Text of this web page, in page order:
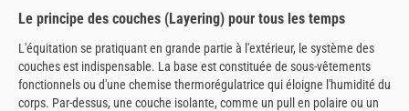
Le principe des couches (Layering) pour tous les temps
L'équitation se pratiquant en grande partie à l'extérieur, le système des
couches est indispensable. La base est constituée de sous-vêtements
fonctionnels ou d'une chemise thermorégulatrice qui éloigne l'humidité du
corps. Par-dessus, une couche isolante, comme un pull en polaire ou un